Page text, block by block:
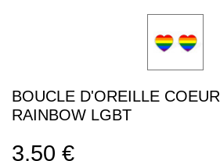
BOUCLE D'OREILLE COEUR
RAINBOW LGBT
3,50 €